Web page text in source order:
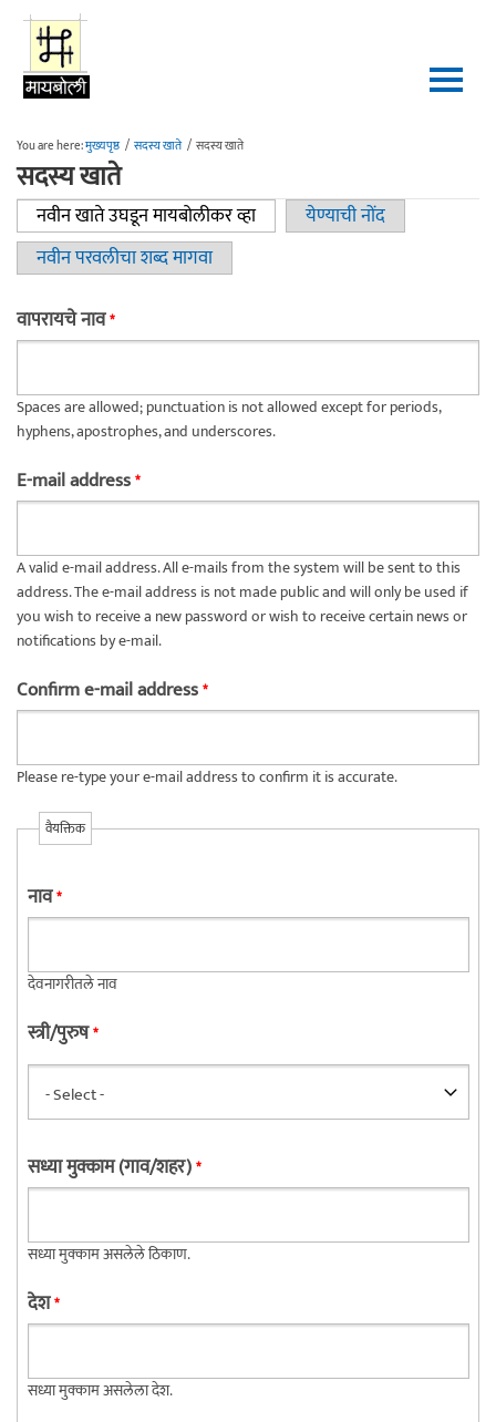
Skip to main content
You are here:मुख्यपृष्ठ / सदस्य खाते / सदस्य खाते
सदस्य खाते
Primary tabs
नवीन खाते उघडून मायबोलीकर व्हा(active tab)येण्याची नोंद
नवीन परवलीचा शब्द मागवा
वापरायचे नाव*
Spaces are allowed; punctuation is not allowed except for periods,
hyphens, apostrophes, and underscores.
E-mail address*
A valid e-mail address. All e-mails from the system will be sent to this
address. The e-mail address is not made public and will only be used if
you wish to receive a new password or wish to receive certain news or
notifications by e-mail.
Confirm e-mail address*
Please re-type your e-mail address to confirm it is accurate.
वैयक्तिक
नाव*
देवनागरीतले नाव
स्त्री/पुरुष*
सध्या मुक्काम (गाव/शहर)*
सध्या मुक्काम असलेले ठिकाण.
देश*
सध्या मुक्काम असलेला देश.